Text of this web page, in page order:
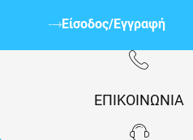
Είσοδος/Εγγραφή
ΕΠΙΚΟΙΝΩΝΊΑ